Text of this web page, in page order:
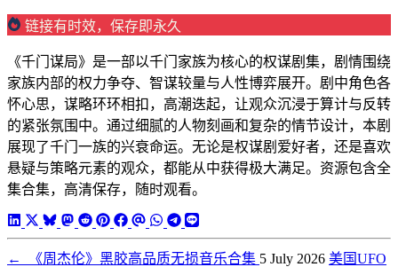
链接有时效，保存即永久
《千门谋局》是一部以千门家族为核心的权谋剧集，剧情围绕
家族内部的权力争夺、智谋较量与人性博弈展开。剧中角色各
怀心思，谋略环环相扣，高潮迭起，让观众沉浸于算计与反转
的紧张氛围中。通过细腻的人物刻画和复杂的情节设计，本剧
展现了千门一族的兴衰命运。无论是权谋剧爱好者，还是喜欢
悬疑与策略元素的观众，都能从中获得极大满足。资源包含全
集合集，高清保存，随时观看。
← 《周杰伦》黑胶高品质无损音乐合集 5 July 2026 美国UFO